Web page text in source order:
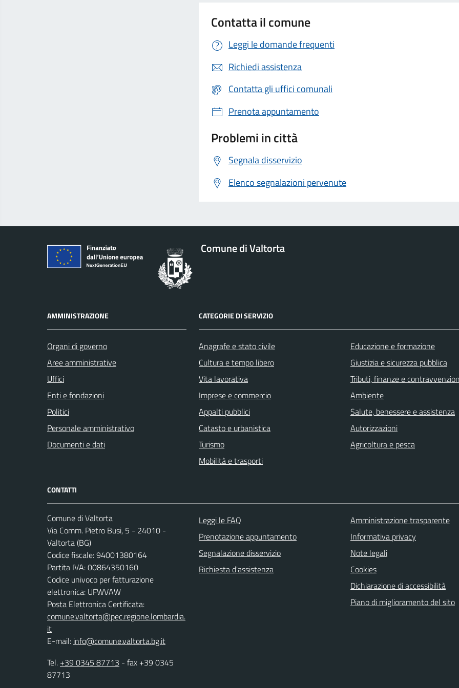
Contatta il comune
Leggi le domande frequenti
Richiedi assistenza
Contatta gli uffici comunali
Prenota appuntamento
Problemi in città
Segnala disservizio
Elenco segnalazioni pervenute
Comune di Valtorta
AMMINISTRAZIONE
Organi di governo
Aree amministrative
Uffici
Enti e fondazioni
Politici
Personale amministrativo
Documenti e dati
CATEGORIE DI SERVIZIO
Anagrafe e stato civile
Cultura e tempo libero
Vita lavorativa
Imprese e commercio
Appalti pubblici
Catasto e urbanistica
Turismo
Mobilità e trasporti
Educazione e formazione
Giustizia e sicurezza pubblica
Tributi, finanze e
Ambiente
Salute, benessere e assistenza
Autorizzazioni
Agricoltura e pesca
CONTATTI
Comune di Valtorta
Via Comm. Pietro Busi, 5 - 24010 -
Valtorta (BG)
Codice fiscale: 94001380164
Partita IVA: 00864350160
Codice univoco per fatturazione
elettronica: UFWVAW
Posta Elettronica Certificata:
comune.valtorta@pec.regione.lombardia.
it
E-mail: info@comune.valtorta.bg.it
Tel. +39 0345 87713 - fax +39 0345
87713
Leggi le FAQ
Prenotazione appuntamento
Segnalazione disservizio
Richiesta d'assistenza
Amministrazione trasparente
Informativa privacy
Note legali
Cookies
Dichiarazione di accessibilità
Piano di miglioramento del sito